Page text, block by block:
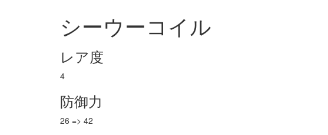
シーウーコイル
レア度
4
防御力
26 => 42